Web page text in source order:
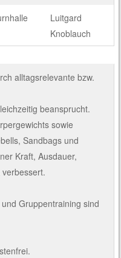
Luitgard
Knoblauch
alltagsrelevante bzw.
beansprucht.
sowie
Sandbags und
Kraft, Ausdauer,
Gruppentraining sind